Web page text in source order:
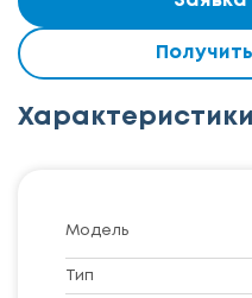
Характеристики
Модель
Тип